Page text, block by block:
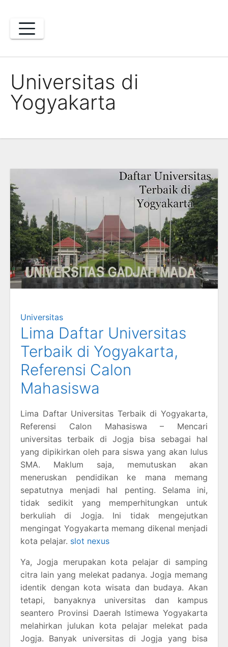
content
Universitas di
Yogyakarta
Universitas
Lima Daftar Universitas
Terbaik di Yogyakarta,
Referensi Calon
Mahasiswa
Lima Daftar Universitas Terbaik di Yogyakarta,
Referensi Calon Mahasiswa – Mencari
universitas terbaik di Jogja bisa sebagai hal
yang dipikirkan oleh para siswa yang akan lulus
SMA. Maklum saja, memutuskan akan
meneruskan pendidikan ke mana memang
sepatutnya menjadi hal penting. Selama ini,
tidak sedikit yang memperhitungkan untuk
berkuliah di Jogja. Ini tidak mengejutkan
mengingat Yogyakarta memang dikenal menjadi
kota pelajar. slot nexus
Ya, Jogja merupakan kota pelajar di samping
citra lain yang melekat padanya. Jogja memang
identik dengan kota wisata dan budaya. Akan
tetapi, banyaknya universitas dan kampus
seantero Provinsi Daerah Istimewa Yogyakarta
melahirkan julukan kota pelajar melekat pada
Jogja. Banyak universitas di Jogja yang bisa